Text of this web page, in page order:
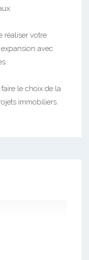
réaliser votre
avec
faire le choix de la
immobiliers.